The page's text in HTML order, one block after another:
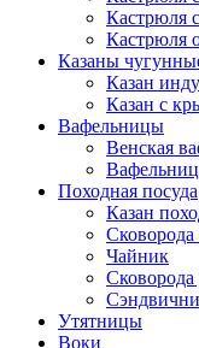
Кастрюля
Кастрюля
Казаны
Казан
Казан с
Вафельницы
Венская
Походная посуда
Казан
Сковорода
Чайник
Сковорода
Утятницы
Bоки